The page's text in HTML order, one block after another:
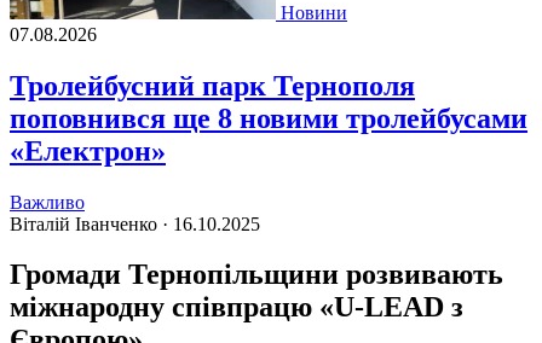
Новини
07.08.2026
Тролейбусний парк Тернополя
поповнився ще 8 новими тролейбусами
«Електрон»
Важливо
Віталій Іванченко · 16.10.2025
Громади Тернопільщини розвивають
міжнародну співпрацю «U-LEAD з